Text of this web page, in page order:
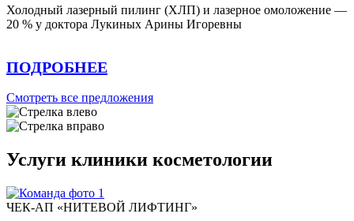
Холодный лазерный пилинг (ХЛП) и лазерное омоложение —
20 % у доктора Лукиных Арины Игоревны
ПОДРОБНЕЕ
Смотреть все предложения
Услуги клиники косметологии
ЧЕК-АП «НИТЕВОЙ ЛИФТИНГ»